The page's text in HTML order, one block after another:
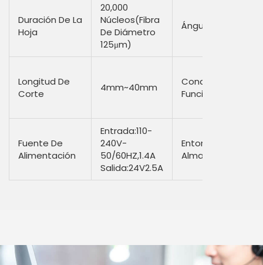
Duración De La
Hoja
20,000
Núcleos(fibra
De Diámetro
125μm)
Ángulo De Corte
Longitud De
Corte
4mm~40mm
Condición De
Funcionamiento
Fuente De
Alimentación
Entrada:110-
240V-
50/60HZ,1.4A
Salida:24V2.5A
Entorno De
Almacenamiento